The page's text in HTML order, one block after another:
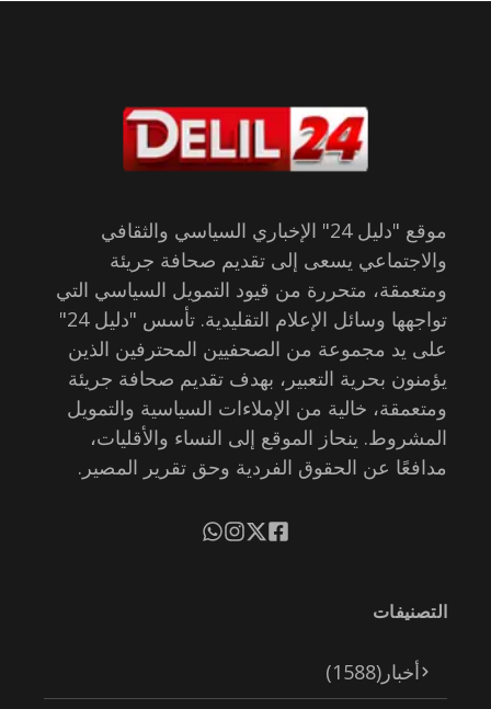
موقع "دليل 24" الإخباري السياسي والثقافي
والاجتماعي يسعى إلى تقديم صحافة جريئة
ومتعمقة، متحررة من قيود التمويل السياسي التي
تواجهها وسائل الإعلام التقليدية. تأسس "دليل 24"
على يد مجموعة من الصحفيين المحترفين الذين
يؤمنون بحرية التعبير، بهدف تقديم صحافة جريئة
ومتعمقة، خالية من الإملاءات السياسية والتمويل
المشروط. ينحاز الموقع إلى النساء والأقليات،
مدافعًا عن الحقوق الفردية وحق تقرير المصير.
التصنيفات
أخبار (1588)